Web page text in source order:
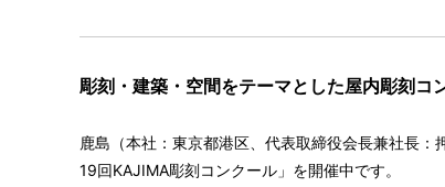
彫刻・建築・空間をテーマとした屋内彫刻コ
鹿島（本社：東京都港区、代表取締役会長兼社長
19回KAJIMA彫刻コンクール」を開催中です。